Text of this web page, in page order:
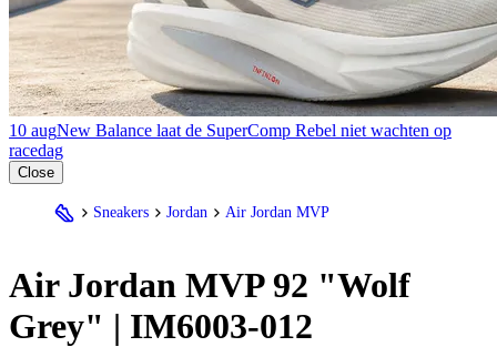
10 augNew Balance laat de SuperComp Rebel niet wachten op
racedag
Close
Sneakers Jordan Air Jordan MVP
Air Jordan MVP 92 "Wolf
Grey" | IM6003-012